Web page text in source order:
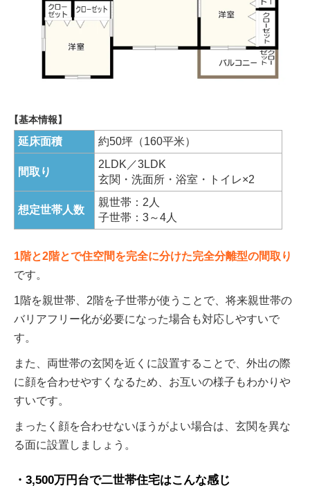
【基本情報】
延床面積 約50坪（160平米）
間取り
2LDK／3LDK
玄関・洗面所・浴室・トイレ×2
想定世帯人数
親世帯：2人
子世帯：3～4人
1階と2階とで住空間を完全に分けた完全分離型の間取り
です。
1階を親世帯、2階を子世帯が使うことで、将来親世帯の
バリアフリー化が必要になった場合も対応しやすいで
す。
また、両世帯の玄関を近くに設置することで、外出の際
に顔を合わせやすくなるため、お互いの様子もわかりや
すいです。
まったく顔を合わせないほうがよい場合は、玄関を異な
る面に設置しましょう。
3,500万円台で二世帯住宅はこんな感じ